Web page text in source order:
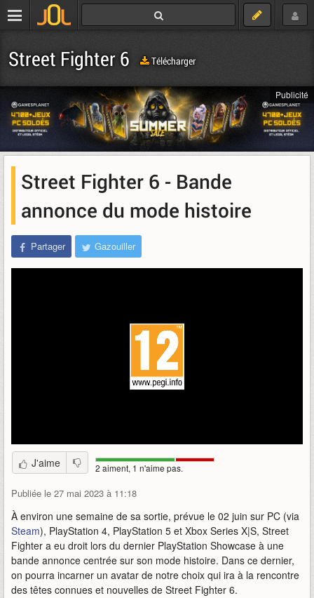
Street Fighter 6 Télécharger
Publicité
Street Fighter 6 - Bande
annonce du mode histoire
Partager Gazouiller
J'aime 2 aiment, 1 n'aime pas.
Publiée le 27 mai 2023 à 11:18
À environ une semaine de sa sortie, prévue le 02 juin sur PC (via
Steam), PlayStation 4, PlayStation 5 et Xbox Series X|S, Street
Fighter a eu droit lors du dernier PlayStation Showcase à une
bande annonce centrée sur son mode histoire. Dans ce dernier,
on pourra incarner un avatar de notre choix qui ira à la rencontre
des têtes connues et nouvelles de Street Fighter 6.